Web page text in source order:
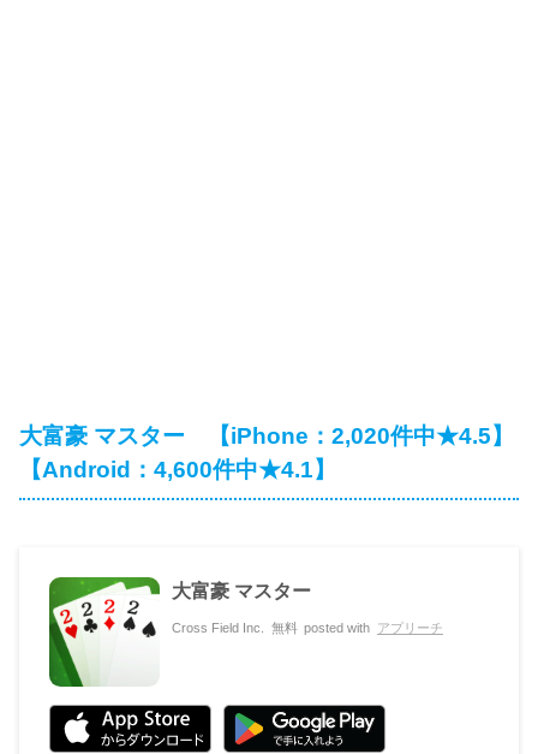
大富豪 マスター 【iPhone：2,020件中★4.5】
【Android：4,600件中★4.1】
大富豪 マスター
Cross Field Inc. 無料 posted with アプリーチ